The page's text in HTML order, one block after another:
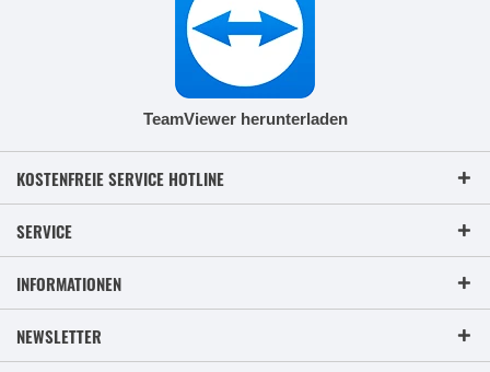
TeamViewer herunterladen
KOSTENFREIE SERVICE HOTLINE
SERVICE
INFORMATIONEN
NEWSLETTER